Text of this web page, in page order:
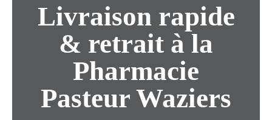
Livraison rapide
& retrait à la
Pharmacie
Pasteur Waziers